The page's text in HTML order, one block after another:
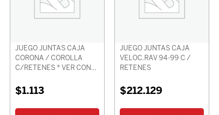
JUEGO JUNTAS CAJA
CORONA / COROLLA
C/RETENES * VER CON
$1.113
JUEGO JUNTAS CAJA
VELOC.RAV 94-99 C /
RETENES
$212.129